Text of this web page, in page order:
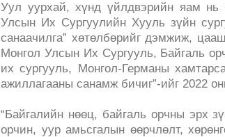
Уул уурхай, хүнд үйлдвэрийн яам
Улсын Их Сургуулийн Хууль зүйн
санаачилга” хөтөлбөрийг дэмжиж,
Монгол Улсын Их Сургууль, Байгаль
их сургууль, Монгол-Германы
ажиллагааны санамж бичиг”-ийг 2022
“Байгалийн нөөц, байгаль орчны эрх
орчин, уур амьсгалын өөрчлөлт,